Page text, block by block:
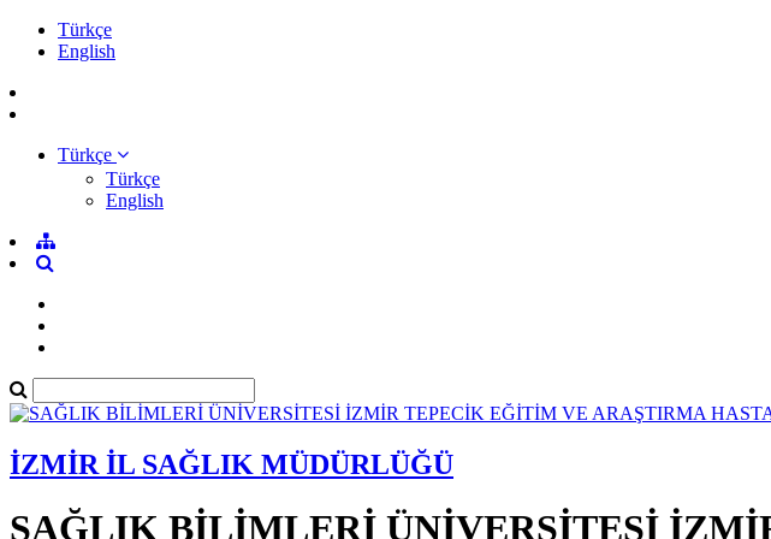
Türkçe
English
Türkçe
Türkçe
English
İZMİR İL SAĞLIK MÜDÜRLÜĞÜ
SAĞLIK BİLİMLERİ ÜNİVERSİTESİ